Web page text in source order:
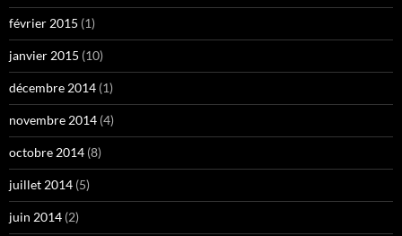
février 2015 (1)
janvier 2015 (10)
décembre 2014 (1)
novembre 2014 (4)
octobre 2014 (8)
juillet 2014 (5)
juin 2014 (2)